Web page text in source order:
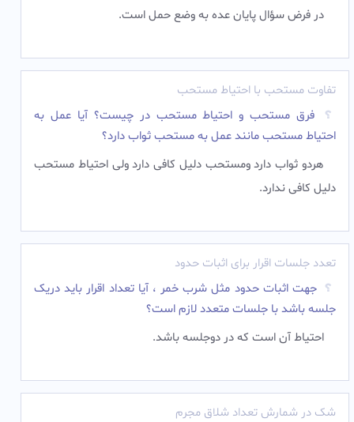
در فرض سؤال پایان عده به وضع حمل است.
تفاوت مستحب با احتیاط مستحب
فرق مستحب و احتیاط مستحب در چیست؟ آیا عمل به
احتیاط مستحب مانند عمل به مستحب ثواب دارد؟
هردو ثواب دارد ومستحب دلیل کافی دارد ولی احتیاط مستحب
دلیل کافی ندارد.
تعدد جلسات اقرار برای اثبات حدود
جهت اثبات حدود مثل شرب خمر ، آیا تعداد اقرار باید دریک
جلسه باشد با جلسات متعدد لازم است؟
احتیاط آن است که در دوجلسه باشد.
شک در شمارش تعداد شلاق مجرم